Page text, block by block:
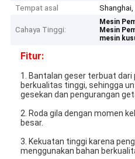
Tempat asal
Shanghai,
Cahaya Tinggi:
Mesin
Mesin
mesin
Fitur:
1. Bantalan geser terbuat dari
berkualitas tinggi, sehingga
gesekan dan pengurangan
2. Roda gila dengan momen
besar.
3. Kekuatan tinggi karena
menggunakan bahan